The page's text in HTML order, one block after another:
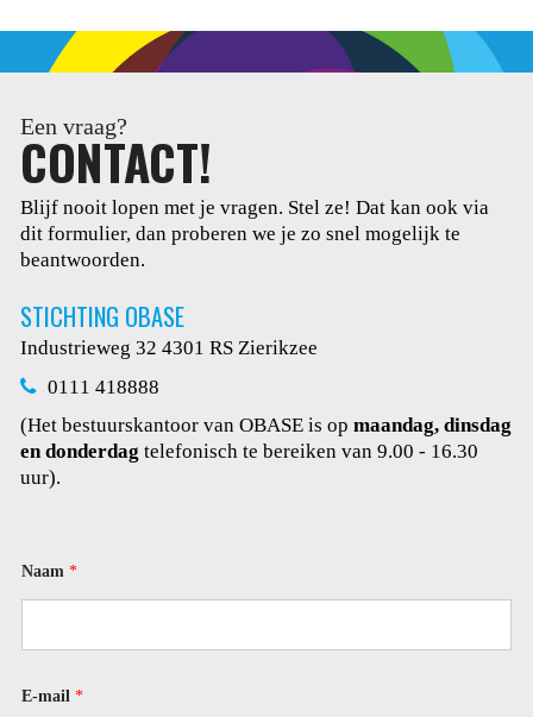
Een vraag?
CONTACT!
Blijf nooit lopen met je vragen. Stel ze! Dat kan ook via
dit formulier, dan proberen we je zo snel mogelijk te
beantwoorden.
STICHTING OBASE
Industrieweg 32 4301 RS Zierikzee
0111 418888
(Het bestuurskantoor van OBASE is opmaandag, dinsdag
en donderdagtelefonisch te bereiken van 9.00 - 16.30
uur).
Naam*
E-mail*